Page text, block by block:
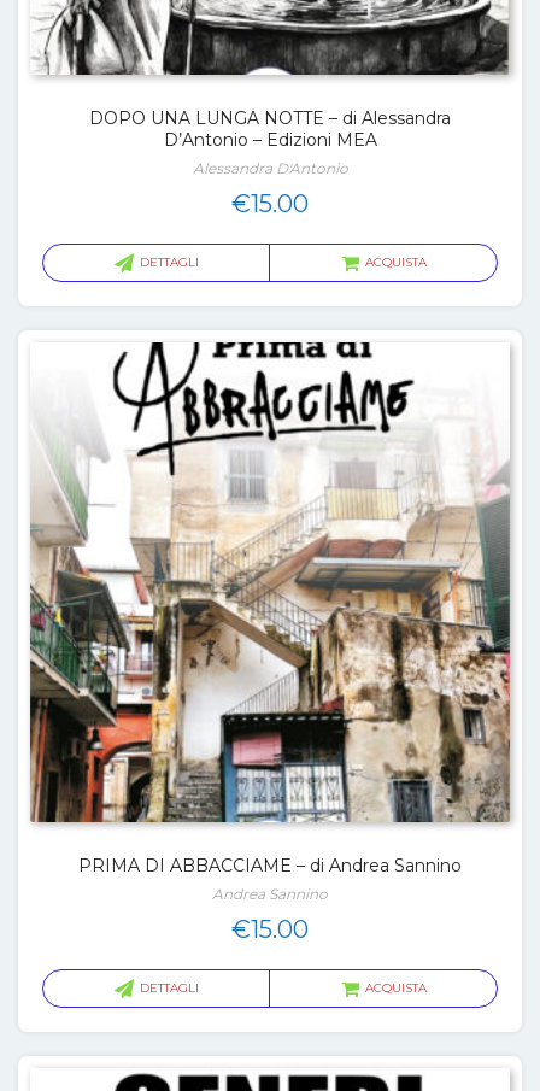
DOPO UNA LUNGA NOTTE – di Alessandra
D’Antonio – Edizioni MEA
Alessandra D'Antonio
€15.00
DETTAGLI ACQUISTA
PRIMA DI ABBACCIAME – di Andrea Sannino
Andrea Sannino
€15.00
DETTAGLI ACQUISTA